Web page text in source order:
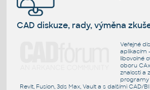
CAD diskuze, rady, výměna
Veřejné
aplikacím
libovolné
oboru
znalosti a
programy
Revit, Fusion, 3ds Max, Vault a s dalšími CAD/